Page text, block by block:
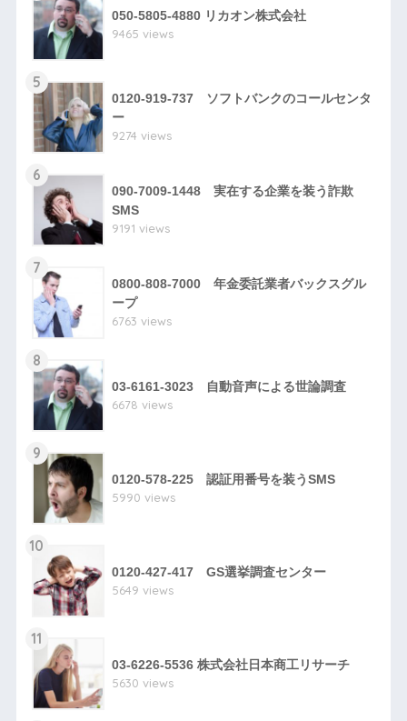
050-5805-4880 リカオン株式会社
9465 views
5
0120-919-737 ソフトバンクのコールセンタ
ー
9274 views
6
090-7009-1448 実在する企業を装う詐欺
SMS
9191 views
7
0800-808-7000 年金委託業者バックスグル
ープ
6763 views
8
03-6161-3023 自動音声による世論調査
6678 views
9
0120-578-225 認証用番号を装うSMS
5990 views
10
0120-427-417 GS選挙調査センター
5649 views
11
03-6226-5536 株式会社日本商工リサーチ
5630 views